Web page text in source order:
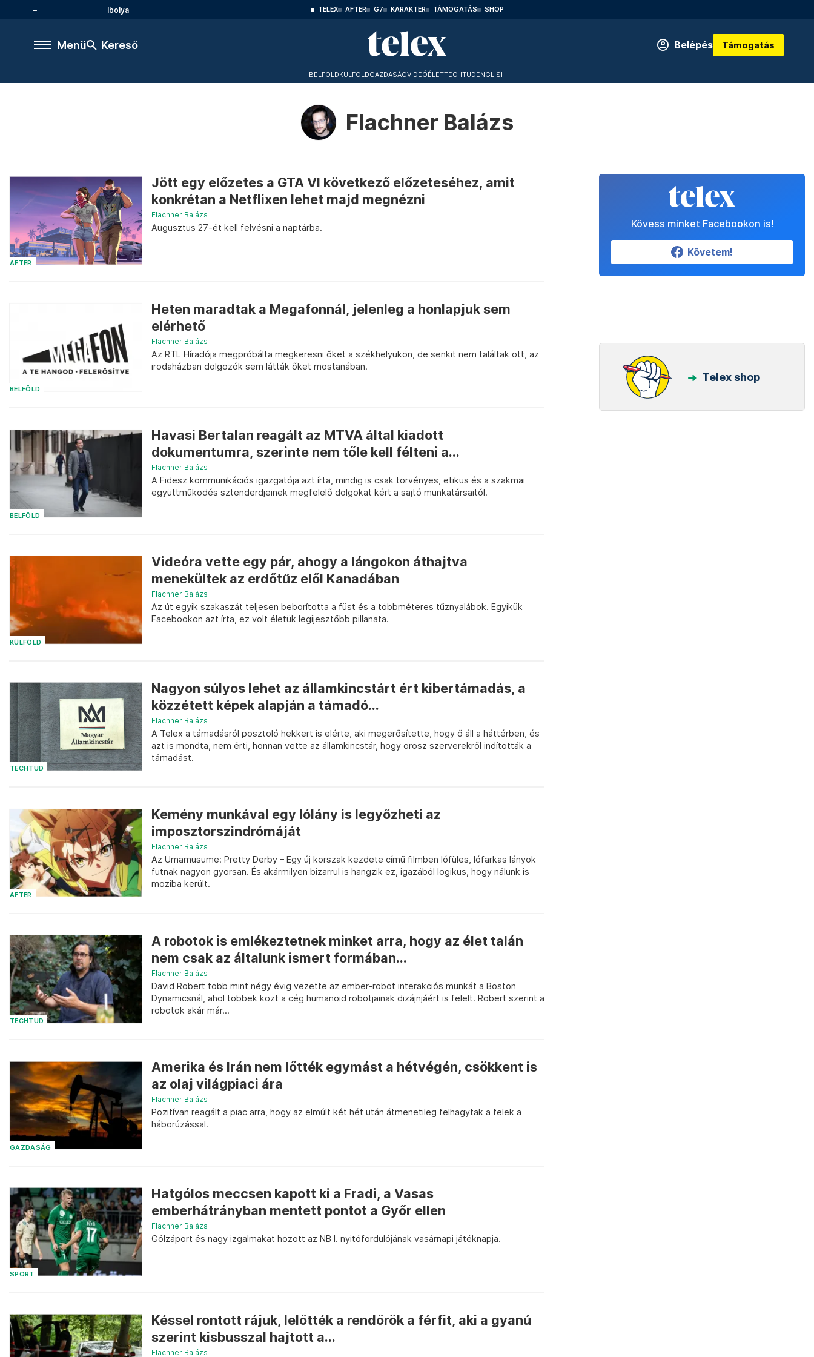
Ibolya TELEX AFTER G7 KARAKTER TÁMOGATÁS SHOP
Menü Kereső Belépés Támogatás
BELFÖLDKÜLFÖLDGAZDASÁGVIDEÓÉLETTECHTUDENGLISH
Flachner Balázs
AFTER
Jött egy előzetes a GTA VI következő előzeteséhez, amit
konkrétan a Netflixen lehet majd megnézni
Flachner Balázs
Augusztus 27-ét kell felvésni a naptárba.
BELFÖLD
Heten maradtak a Megafonnál, jelenleg a honlapjuk sem
elérhető
Flachner Balázs
Az RTL Híradója megpróbálta megkeresni őket a székhelyükön, de senkit nem találtak ott, az
irodaházban dolgozók sem látták őket mostanában.
BELFÖLD
Havasi Bertalan reagált az MTVA által kiadott
dokumentumra, szerinte nem tőle kell félteni a...
Flachner Balázs
A Fidesz kommunikációs igazgatója azt írta, mindig is csak törvényes, etikus és a szakmai
együttműködés sztenderdjeinek megfelelő dolgokat kért a sajtó munkatársaitól.
KÜLFÖLD
Videóra vette egy pár, ahogy a lángokon áthajtva
menekültek az erdőtűz elől Kanadában
Flachner Balázs
Az út egyik szakaszát teljesen beborította a füst és a többméteres tűznyalábok. Egyikük
Facebookon azt írta, ez volt életük legijesztőbb pillanata.
TECHTUD
Nagyon súlyos lehet az államkincstárt ért kibertámadás, a
közzétett képek alapján a támadó...
Flachner Balázs
A Telex a támadásról posztoló hekkert is elérte, aki megerősítette, hogy ő áll a háttérben, és
azt is mondta, nem érti, honnan vette az államkincstár, hogy orosz szerverekről indították a
támadást.
AFTER
Kemény munkával egy lólány is legyőzheti az
imposztorszindrómáját
Flachner Balázs
Az Umamusume: Pretty Derby – Egy új korszak kezdete című filmben lófüles, lófarkas lányok
futnak nagyon gyorsan. És akármilyen bizarrul is hangzik ez, igazából logikus, hogy nálunk is
moziba került.
TECHTUD
A robotok is emlékeztetnek minket arra, hogy az élet talán
nem csak az általunk ismert formában...
Flachner Balázs
David Robert több mint négy évig vezette az ember-robot interakciós munkát a Boston
Dynamicsnál, ahol többek közt a cég humanoid robotjainak dizájnjáért is felelt. Robert szerint a
robotok akár már...
GAZDASÁG
Amerika és Irán nem lőtték egymást a hétvégén, csökkent is
az olaj világpiaci ára
Flachner Balázs
Pozitívan reagált a piac arra, hogy az elmúlt két hét után átmenetileg felhagytak a felek a
háborúzással.
SPORT
Hatgólos meccsen kapott ki a Fradi, a Vasas
emberhátrányban mentett pontot a Győr ellen
Flachner Balázs
Gólzáport és nagy izgalmakat hozott az NB I. nyitófordulójának vasárnapi játéknapja.
Késsel rontott rájuk, lelőtték a rendőrök a férfit, aki a gyanú
szerint kisbusszal hajtott a...
Flachner Balázs
Kövess minket Facebookon is!
Követem!
Telex shop